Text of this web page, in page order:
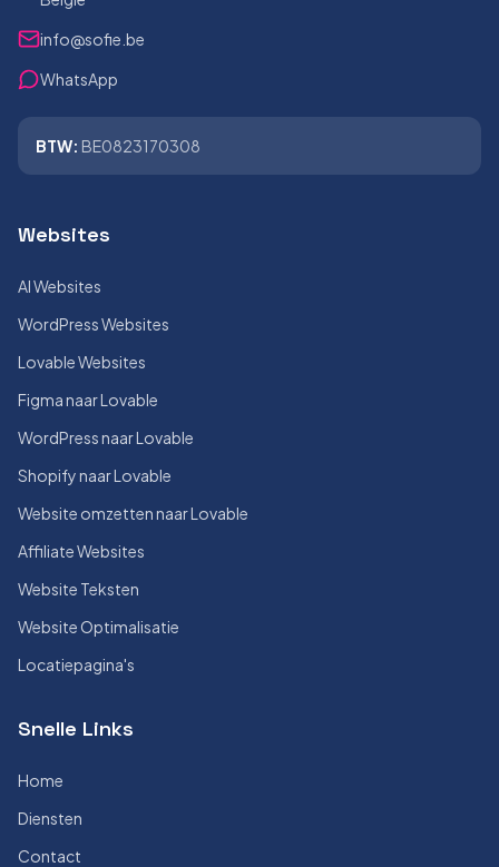
info@sofie.be
WhatsApp
BTW: BE0823170308
Websites
AI Websites
WordPress Websites
Lovable Websites
Figma naar Lovable
WordPress naar Lovable
Shopify naar Lovable
Website omzetten naar Lovable
Affiliate Websites
Website Teksten
Website Optimalisatie
Locatiepagina's
Snelle Links
Home
Diensten
Contact